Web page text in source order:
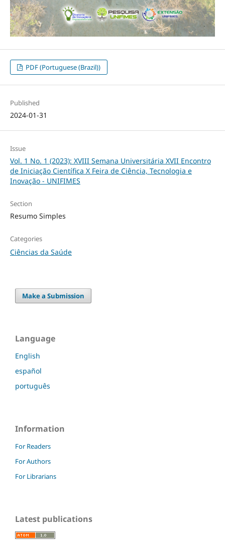
PDF (Portuguese (Brazil))
Published
2024-01-31
Issue
Vol. 1 No. 1 (2023): XVIII Semana Universitária XVII Encontro
de Iniciação Científica X Feira de Ciência, Tecnologia e
Inovação - UNIFIMES
Section
Resumo Simples
Categories
Ciências da Saúde
Make a Submission
Language
English
español
português
Information
For Readers
For Authors
For Librarians
Latest publications